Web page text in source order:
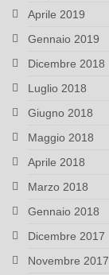
Aprile 2019
Gennaio 2019
Dicembre 2018
Luglio 2018
Giugno 2018
Maggio 2018
Aprile 2018
Marzo 2018
Gennaio 2018
Dicembre 2017
Novembre 2017